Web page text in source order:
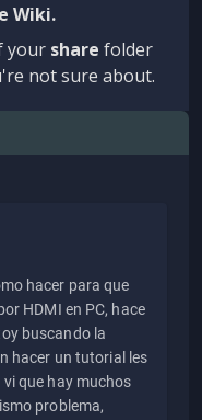
Wiki.
your share folder
not sure about.
hacer para que
HDMI en PC, hace
buscando la
hacer un tutorial les
que hay muchos
problema,